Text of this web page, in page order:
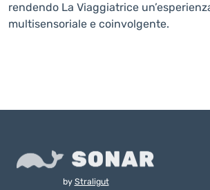
rendendo La Viaggiatrice
multisensoriale e coinvolgente.
by Straligut